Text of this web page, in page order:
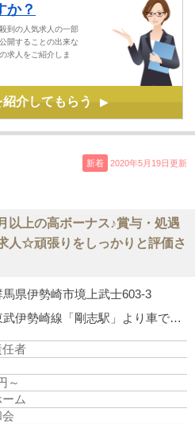
か？
到の人気求人の一部
開することの出来な
求人をご紹介しま
介してもらう ▶
新着 2020年5月19日更新
以上の高ボーナス♪賞与・処遇
人☆頑張りをしっかりと評価さ
馬県伊勢崎市境上武士603-3
東武伊勢崎線「剛志駅」より車で8分
者
～
ム